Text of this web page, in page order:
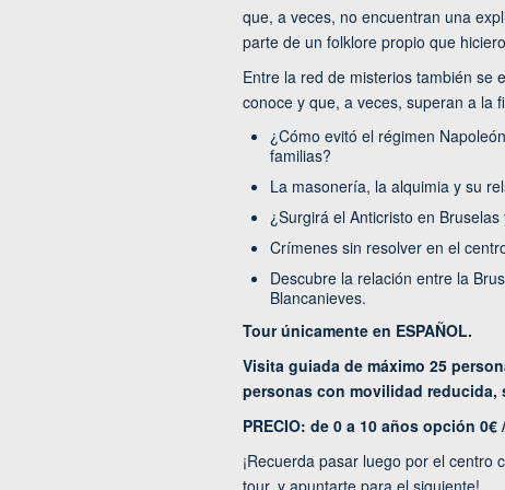
que, a veces, no encuentran una
parte de un folklore propio que
Entre la red de misterios también se
conoce y que, a veces, superan a la
¿Cómo evitó el régimen
familias?
La masonería, la alquimia y su
¿Surgirá el Anticristo en
Crímenes sin resolver en el
Descubre la relación entre la
Blancanieves.
Tour únicamente en ESPAÑOL.
Visita guiada de máximo 25
personas con movilidad reducida,
PRECIO: de 0 a 10 años opción
¡Recuerda pasar luego por el
tour, y apuntarte para el siguiente!